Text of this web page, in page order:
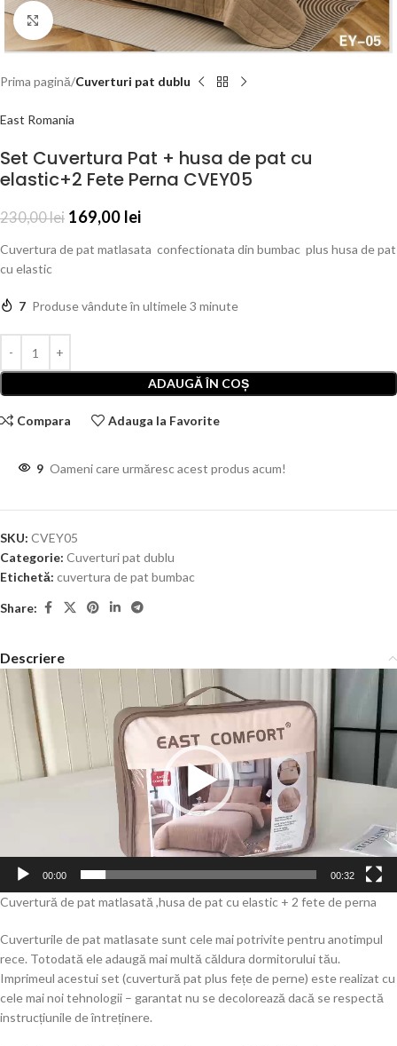
Click to enlarge
Prima pagină Cuverturi pat dublu
East Romania
Set Cuvertura Pat + husa de pat cu
elastic+2 Fete Perna CVEY05
230,00lei 169,00 lei
Cuvertura de pat matlasata confectionata din bumbac plus husa de pat
cu elastic
7 Produse vândute în ultimele 3 minute
ADAUGĂ ÎN COȘ
Compara Adauga la Favorite
9 Oameni care urmăresc acest produs acum!
SKU: CVEY05
Categorie: Cuverturi pat dublu
Etichetă: cuvertura de pat bumbac
Share:
Descriere
Player
video
00:00 00:32
Cuvertură de pat matlasată ,husa de pat cu elastic + 2 fete de perna
Cuverturile de pat matlasate sunt cele mai potrivite pentru anotimpul
rece. Totodată ele adaugă mai multă căldura dormitorului tău.
Imprimeul acestui set (cuvertură pat plus fețe de perne) este realizat cu
cele mai noi tehnologii – garantat nu se decolorează dacă se respectă
instrucțiunile de întreținere.